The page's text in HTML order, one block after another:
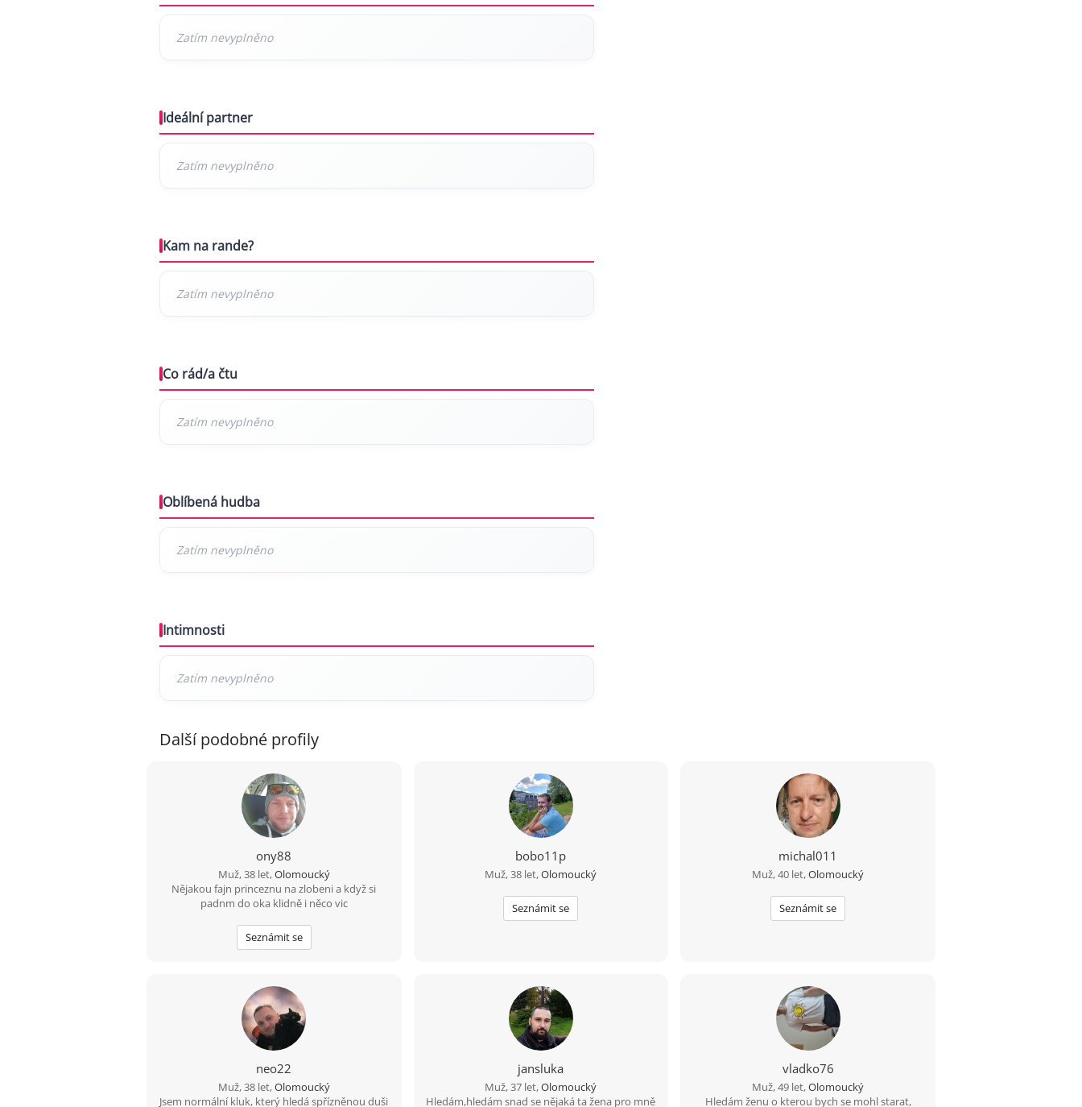
Ideální partner
Kam na rande?
Co rád/a čtu
Oblíbená hudba
Intimnosti
Další podobné profily
ony88
Muž, 38 let,Olomoucký
Nějakou fajn princeznu na zlobeni a když si
padnm do oka klidně i něco vic
Seznámit se
bobo11p
Muž, 38 let,Olomoucký
Seznámit se
michal011
Muž, 40 let,Olomoucký
Seznámit se
neo22
Muž, 38 let,Olomoucký
Jsem normální kluk, který hledá spřízněnou duši
jansluka
Muž, 37 let,Olomoucký
Hledám,hledám snad se nějaká ta žena pro mně
vladko76
Muž, 49 let,Olomoucký
Hledám ženu o kterou bych se mohl starat,